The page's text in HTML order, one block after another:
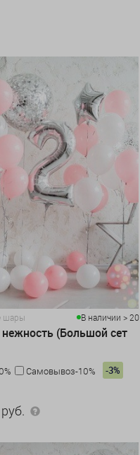
шары В наличии > 20
(Большой сет
Самовывоз-10%
-3%
руб.